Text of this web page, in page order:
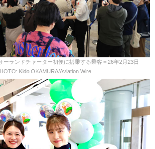
ーランドチャーター初便に搭乗する乗客＝26年2月23日
Kido OKAMURA/Aviation Wire